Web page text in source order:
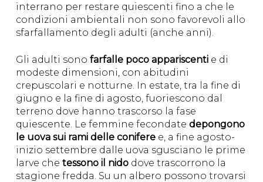
interrano per restare quiescenti fino a che le
condizioni ambientali non sono favorevoli allo
sfarfallamento degli adulti (anche anni).
Gli adulti sono farfalle poco appariscentie di
modeste dimensioni, con abitudini
crepuscolari e notturne. In estate, tra la fine di
giugno e la fine di agosto, fuoriescono dal
terreno dove hanno trascorso la fase
quiescente. Le femmine fecondate depongono
le uova sui rami delle coniferee, a fine agosto-
inizio settembre dalle uova sgusciano le prime
larve che tessono il nidodove trascorrono la
stagione fredda. Su un albero possono trovarsi